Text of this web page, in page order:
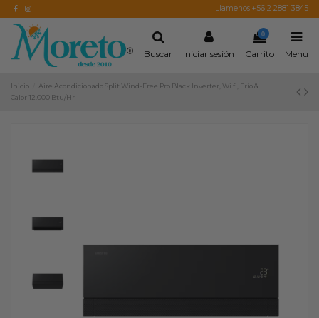
Llamenos +56 2 2881 3845
Buscar Iniciar sesión
0
Carrito Menu
Inicio
Aire Acondicionado Split Wind-Free Pro Black Inverter, Wi fi, Frío &
Calor 12.000 Btu/Hr